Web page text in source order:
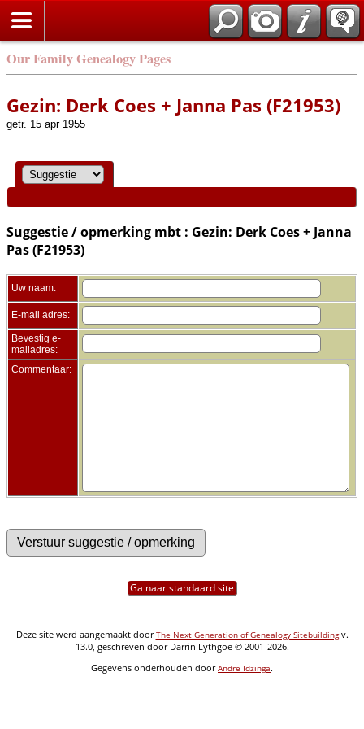
Our Family Genealogy Pages
Gezin: Derk Coes + Janna Pas (F21953)
getr. 15 apr 1955
Suggestie / opmerking mbt : Gezin: Derk Coes + Janna
Pas (F21953)
Uw naam:
E-mail adres:
Bevestig e-
mailadres:
Commentaar:
Ga naar standaard site
Deze site werd aangemaakt doorThe Next Generation of Genealogy Sitebuildingv.
13.0, geschreven door Darrin Lythgoe © 2001-2026.
Gegevens onderhouden doorAndre Idzinga.